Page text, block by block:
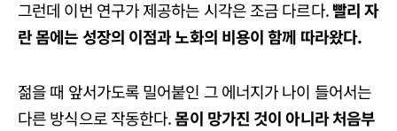
그런데 이번 연구가 제공하는 시각은 조금 다르다.빨리 자
란 몸에는 성장의 이점과 노화의 비용이 함께 따라왔다.
젊을 때 앞서가도록 밀어붙인 그 에너지가 나이 들어서는
다른 방식으로 작동한다.몸이 망가진 것이 아니라 처음부